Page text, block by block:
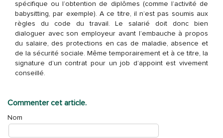
spécifique ou l’obtention de diplômes (comme l’activité de
babysitting, par exemple). A ce titre, il n’est pas soumis aux
règles du code du travail. Le salarié doit donc bien
dialoguer avec son employeur avant l’embauche à propos
du salaire, des protections en cas de maladie, absence et
de la sécurité sociale. Même temporairement et à ce titre, la
signature d’un contrat pour un job d’appoint est vivement
conseillé.
Commenter cet article.
Nom